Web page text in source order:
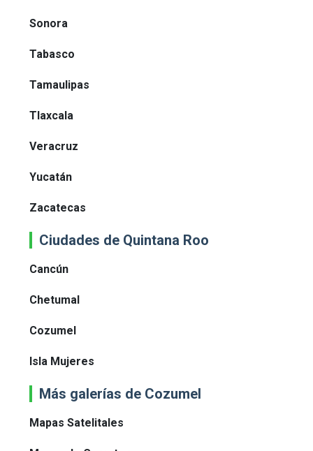
Sonora
Tabasco
Tamaulipas
Tlaxcala
Veracruz
Yucatán
Zacatecas
Ciudades de Quintana Roo
Cancún
Chetumal
Cozumel
Isla Mujeres
Más galerías de Cozumel
Mapas Satelitales